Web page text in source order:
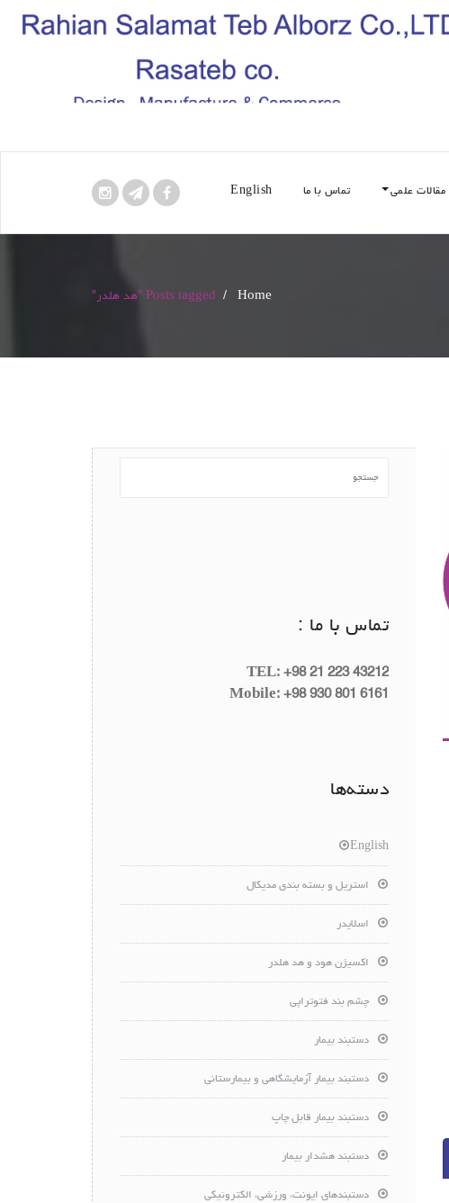
مقالات علمی تماس با ما English
Home
/ Posts tagged "هد هلدر"
تماس با ما :
TEL: +98 21 223 43212
Mobile: +98 930 801 6161
دسته‌ها
English
استریل و بسته بندی مدیکال
اسلایدر
اکسیژن هود و هد هلدر
چشم بند فتوتراپی
دستبند بیمار
دستبند بیمار آزمایشگاهی و بیمارستانی
دستبند بیمار قابل چاپ
دستبند هشدار بیمار
دستبندهای ایونت، ورزشی، الکترونیکی